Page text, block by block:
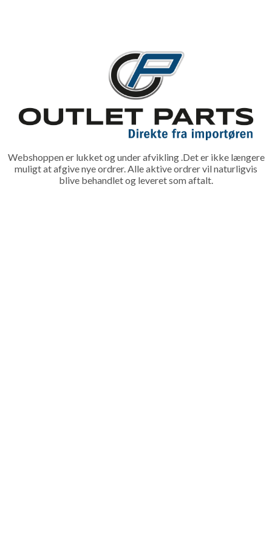
Webshoppen er lukket og under afvikling .Det er ikke længere
muligt at afgive nye ordrer. Alle aktive ordrer vil naturligvis
blive behandlet og leveret som aftalt.